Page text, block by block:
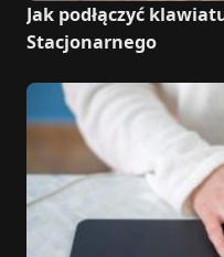
Jak podłączyć
Stacjonarnego